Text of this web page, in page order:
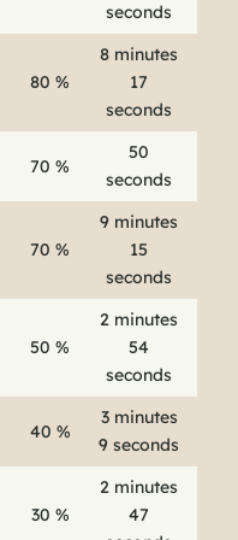
seconds
80 %
8 minutes
17
seconds
70 %
50
seconds
70 %
9 minutes
15
seconds
50 %
2 minutes
54
seconds
40 %
3 minutes
9 seconds
30 %
2 minutes
47